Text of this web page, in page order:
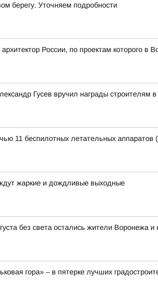
берегу. Уточняем подробности
России, по проектам которого в
Гусев вручил награды строителям
11 беспилотных летательных
жаркие и дождливые выходные
без света остались жители Воронежа и
гора» – в пятерке лучших